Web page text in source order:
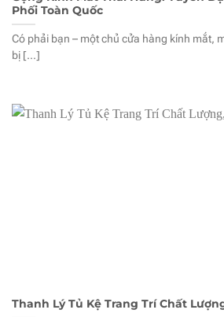
Phối Toàn Quốc
Có phải bạn – một chủ cửa hàng kính mắt,
bị [...]
Thanh Lý Tủ Kệ Trang Trí Chất